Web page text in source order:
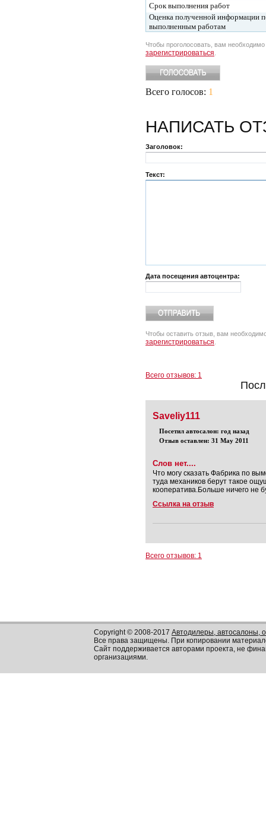
Срок выполнения работ
Оценка полученной информации
выполненным работам
Чтобы проголосовать, вам необходимо
зарегистрироваться
Всего голосов: 1
НАПИСАТЬ
Заголовок:
Текст:
Дата посещения автоцентра:
Чтобы оставить отзыв, вам
зарегистрироваться
Всего отзывов: 1
Saveliy111
Посетил автосалон: год назад
Отзыв оставлен: 31 May 2011
Слов нет....
Что могу сказать Фабрика по
туда механиков берут такое
кооператива.Больше ничего не
Ссылка на отзыв
Всего отзывов: 1
Copyright © 2008-2017 Автодилеры, автосалоны,
Все права защищены. При копировании
Сайт поддерживается авторами проекта, не
организациями.